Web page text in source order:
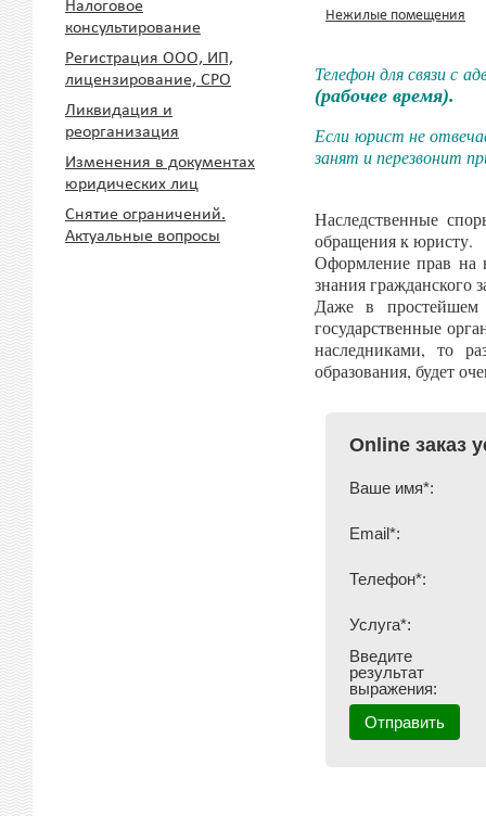
Налоговое
консультирование
Регистрация ООО, ИП,
лицензирование, СРО
Ликвидация и
реорганизация
Изменения в документах
юридических лиц
Снятие ограничений.
Актуальные вопросы
Нежилые помещения
Телефон для связи с
(рабочее время).
Если юрист не
занят и перезвонит
Наследственные
обращения к юристу.
Оформление прав на
знания гражданского
Даже в
государственные
наследниками, то
образования, будет
Online заказ
Ваше имя*:
Email*:
Телефон*:
Услуга*:
Введите
результат
выражения: